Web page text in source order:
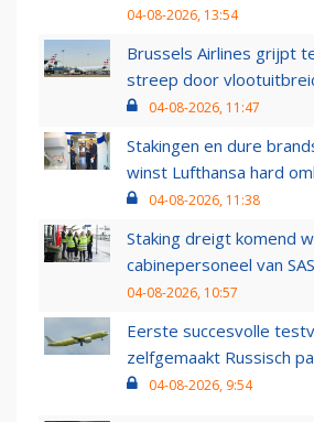
04-08-2026, 13:54
Brussels Airlines grijpt
streep door
04-08-2026, 11:47
Stakingen en dure
winst Lufthansa hard
04-08-2026, 11:38
Staking dreigt komend
cabinepersoneel van
04-08-2026, 10:57
Eerste succesvolle
zelfgemaakt Russisch
04-08-2026, 9:54